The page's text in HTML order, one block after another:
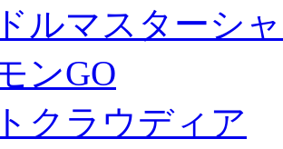
ルマスターシ
ンGO
クラウディア